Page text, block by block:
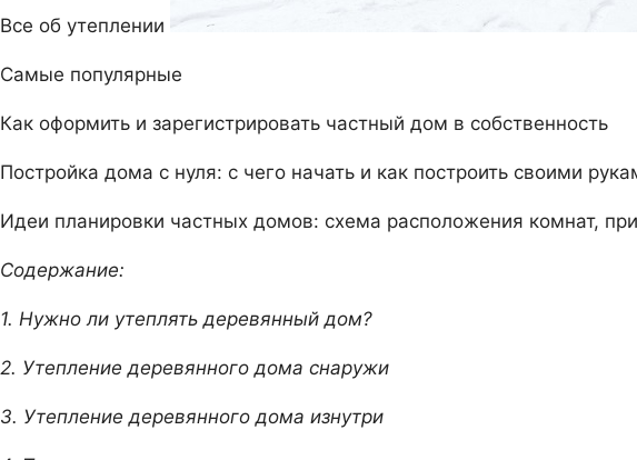
Все об утеплении
Самые популярные
Как оформить и зарегистрировать частный дом в собственность
Постройка дома с нуля: с чего начать и как построить своими
Идеи планировки частных домов: схема расположения комнат,
Содержание:
1. Нужно ли утеплять деревянный дом?
2. Утепление деревянного дома снаружи
3. Утепление деревянного дома изнутри